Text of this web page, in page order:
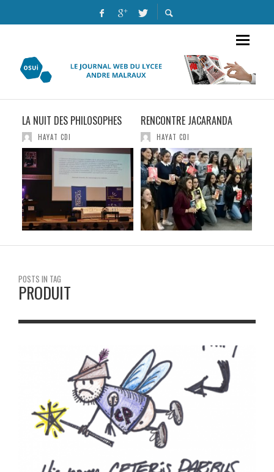
LA NUIT DES PHILOSOPHES
HAYAT CDI
RENCONTRE JACARANDA
HAYAT CDI
POSTS IN TAG
PRODUIT